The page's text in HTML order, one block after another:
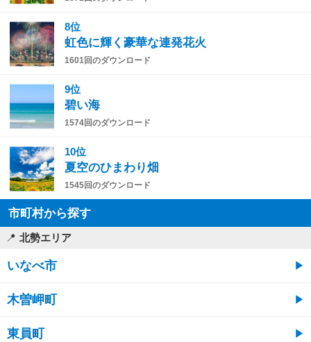
8位
虹色に輝く豪華な連発花火
1601回のダウンロード
9位
碧い海
1574回のダウンロード
10位
夏空のひまわり畑
1545回のダウンロード
市町村から探す
北勢エリア
いなべ市
木曽岬町
東員町